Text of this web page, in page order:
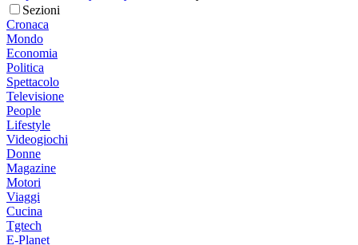
Sezioni
Cronaca
Mondo
Economia
Politica
Spettacolo
Televisione
People
Lifestyle
Videogiochi
Donne
Magazine
Motori
Viaggi
Cucina
Tgtech
E-Planet